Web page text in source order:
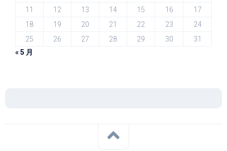
11
12 13 14 15 16
17
18
19 20 21 22 23
24
25
26 27 28 29 30
31
« 5 月